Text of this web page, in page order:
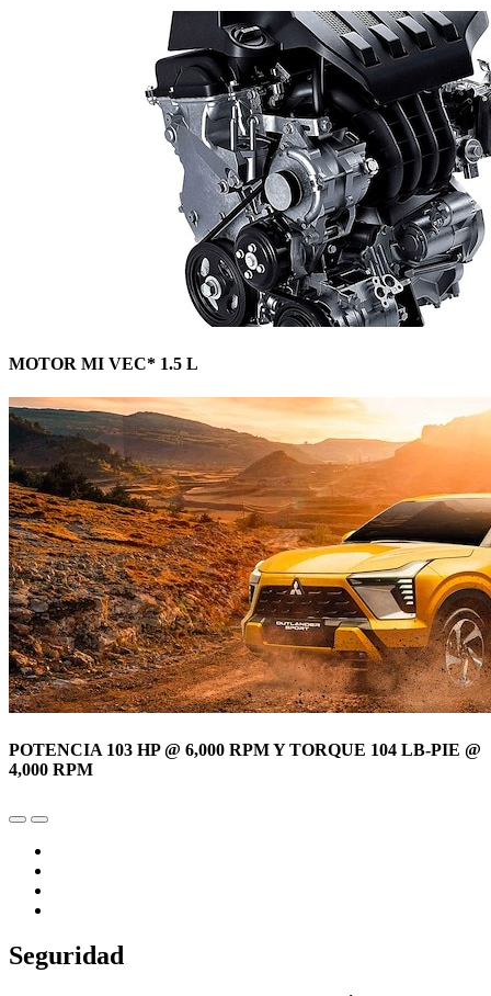
MOTOR MI VEC* 1.5 L
POTENCIA 103 HP @ 6,000 RPM Y TORQUE 104 LB-PIE @
4,000 RPM
Seguridad